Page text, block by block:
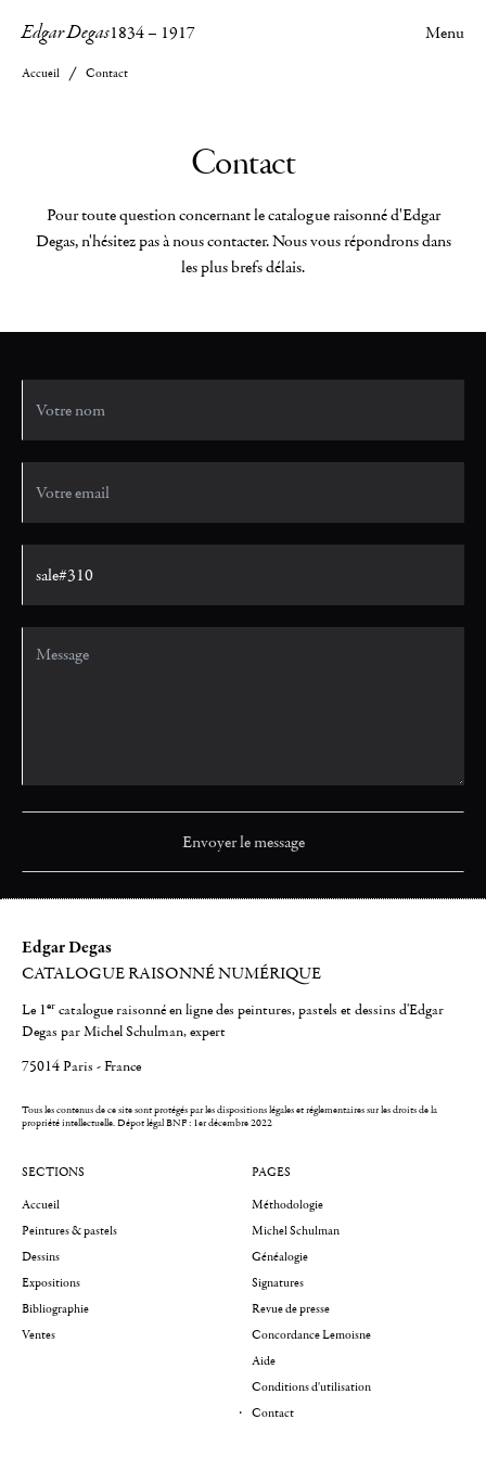
Edgar Degas1834– 1917 Menu
Accueil Contact
Contact
Pour toute question concernant le catalogue raisonné d'Edgar
Degas, n'hésitez pas à nous contacter. Nous vous répondrons dans
les plus brefs délais.
Edgar Degas
CATALOGUE RAISONNÉ NUMÉRIQUE
Le 1er catalogue raisonné en ligne des peintures, pastels et dessins d'Edgar
Degas par Michel Schulman, expert
75014 Paris - France
Tous les contenus de ce site sont protégés par les dispositions légales et réglementaires sur les droits de la
propriété intellectuelle.Dépot légal BNF : 1er décembre 2022
SECTIONS
Accueil
Peintures & pastels
Dessins
Expositions
Bibliographie
Ventes
PAGES
Méthodologie
Michel Schulman
Généalogie
Signatures
Revue de presse
Concordance Lemoisne
Aide
Conditions d'utilisation
Contact